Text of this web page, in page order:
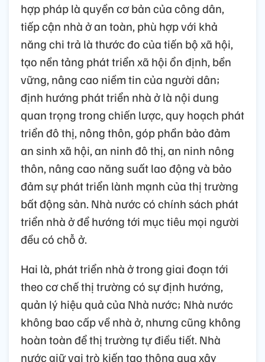
hợp pháp là quyền cơ bản của công dân,
tiếp cận nhà ở an toàn, phù hợp với khả
năng chi trả là thước đo của tiến bộ xã hội,
tạo nền tảng phát triển xã hội ổn định, bền
vững, nâng cao niềm tin của người dân;
định hướng phát triển nhà ở là nội dung
quan trọng trong chiến lược, quy hoạch phát
triển đô thị, nông thôn, góp phần bảo đảm
an sinh xã hội, an ninh đô thị, an ninh nông
thôn, nâng cao năng suất lao động và bảo
đảm sự phát triển lành mạnh của thị trường
bất động sản. Nhà nước có chính sách phát
triển nhà ở để hướng tới mục tiêu mọi người
đều có chỗ ở.
Hai là, phát triển nhà ở trong giai đoạn tới
theo cơ chế thị trường có sự định hướng,
quản lý hiệu quả của Nhà nước; Nhà nước
không bao cấp về nhà ở, nhưng cũng không
hoàn toàn để thị trường tự điều tiết. Nhà
nước giữ vai trò kiến tạo thông qua xây